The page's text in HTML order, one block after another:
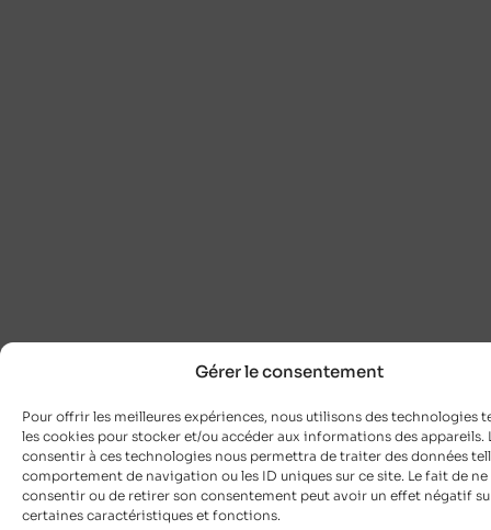
Gérer le consentement
Pour offrir les meilleures expériences, nous utilisons des technologies
les cookies pour stocker et/ou accéder aux informations des appareils.
consentir à ces technologies nous permettra de traiter des données
comportement de navigation ou les ID uniques sur ce site. Le fait de ne
consentir ou de retirer son consentement peut avoir un effet négatif
certaines caractéristiques et fonctions.